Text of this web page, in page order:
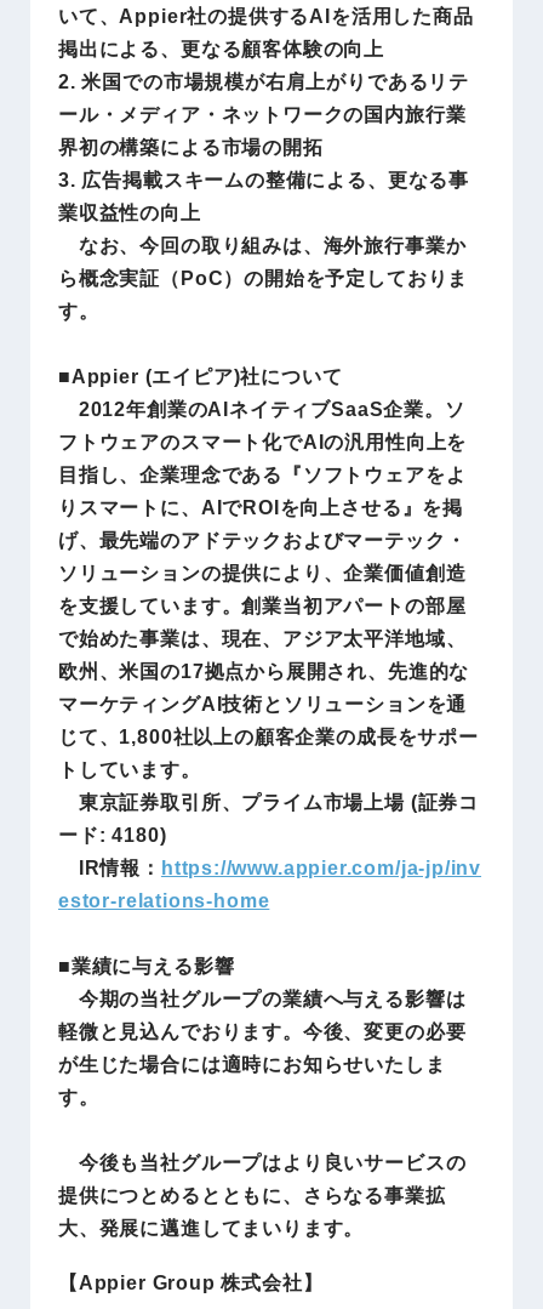
いて、Appier社の提供するAIを活用した商品
掲出による、更なる顧客体験の向上
2. 米国での市場規模が右肩上がりであるリテ
ール・メディア・ネットワークの国内旅行業
界初の構築による市場の開拓
3. 広告掲載スキームの整備による、更なる事
業収益性の向上
なお、今回の取り組みは、海外旅行事業か
ら概念実証（PoC）の開始を予定しておりま
す。
■Appier (エイピア)社について
2012年創業のAIネイティブSaaS企業。ソ
フトウェアのスマート化でAIの汎用性向上を
目指し、企業理念である『ソフトウェアをよ
りスマートに、AIでROIを向上させる』を掲
げ、最先端のアドテックおよびマーテック・
ソリューションの提供により、企業価値創造
を支援しています。創業当初アパートの部屋
で始めた事業は、現在、アジア太平洋地域、
欧州、米国の17拠点から展開され、先進的な
マーケティングAI技術とソリューションを通
じて、1,800社以上の顧客企業の成長をサポー
トしています。
東京証券取引所、プライム市場上場 (証券コ
ード: 4180)
IR情報： https://www.appier.com/ja-jp/inv
estor-relations-home
■業績に与える影響
今期の当社グループの業績へ与える影響は
軽微と見込んでおります。今後、変更の必要
が生じた場合には適時にお知らせいたしま
す。
今後も当社グループはより良いサービスの
提供につとめるとともに、さらなる事業拡
大、発展に邁進してまいります。
【Appier Group 株式会社】